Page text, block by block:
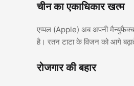
चीन का एकाधिकार खत्म
एप्पल (Apple) अब अपनी
है। रतन टाटा के विजन को आगे
रोजगार की बहार